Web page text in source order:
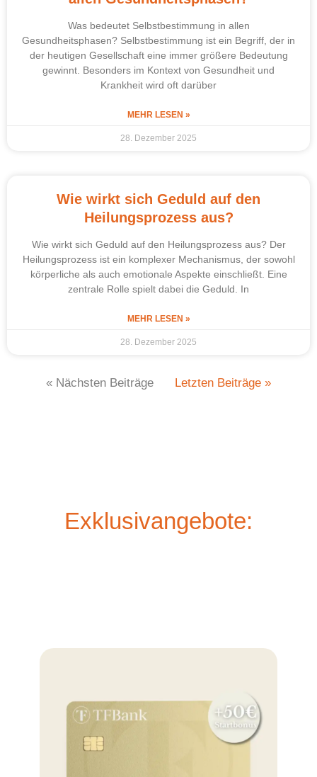
Was bedeutet Selbstbestimmung in allen
Gesundheitsphasen? Selbstbestimmung ist ein Begriff, der in
der heutigen Gesellschaft eine immer größere Bedeutung
gewinnt. Besonders im Kontext von Gesundheit und
Krankheit wird oft darüber
MEHR LESEN »
28. Dezember 2025
Wie wirkt sich Geduld auf den
Heilungsprozess aus?
Wie wirkt sich Geduld auf den Heilungsprozess aus? Der
Heilungsprozess ist ein komplexer Mechanismus, der sowohl
körperliche als auch emotionale Aspekte einschließt. Eine
zentrale Rolle spielt dabei die Geduld. In
MEHR LESEN »
28. Dezember 2025
« Nächsten Beiträge Letzten Beiträge »
Exklusivangebote: